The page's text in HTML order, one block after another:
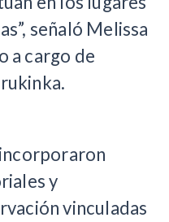
señaló Melissa
a cargo de
y
vinculadas